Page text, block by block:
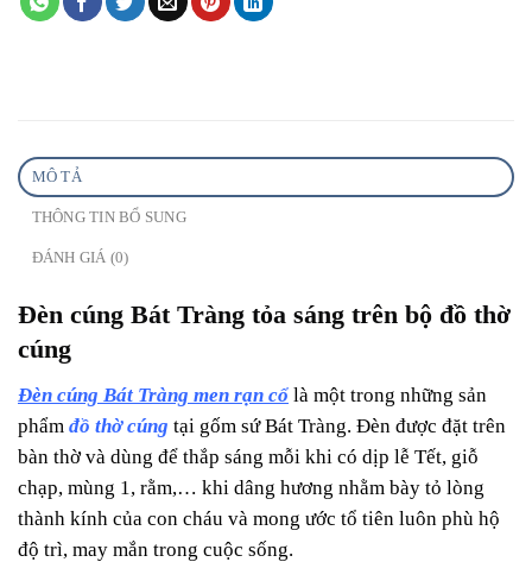
MÔ TẢ
THÔNG TIN BỔ SUNG
ĐÁNH GIÁ (0)
Đèn cúng Bát Tràng tỏa sáng trên bộ đồ thờ
cúng
Đèn cúng Bát Tràng men rạn cổ là một trong những sản
phẩm đồ thờ cúng tại gốm sứ Bát Tràng. Đèn được đặt trên
bàn thờ và dùng để thắp sáng mỗi khi có dịp lễ Tết, giỗ
chạp, mùng 1, rằm,… khi dâng hương nhằm bày tỏ lòng
thành kính của con cháu và mong ước tổ tiên luôn phù hộ
độ trì, may mắn trong cuộc sống.